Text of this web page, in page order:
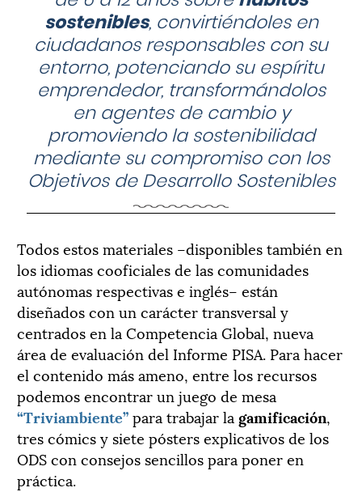
sostenibles, convirtiéndoles en
ciudadanos responsables con su
entorno, potenciando su espíritu
emprendedor, transformándolos
en agentes de cambio y
promoviendo la sostenibilidad
mediante su compromiso con los
Objetivos de Desarrollo Sostenibles
Todos estos materiales –disponibles también en
los idiomas cooficiales de las comunidades
autónomas respectivas e inglés– están
diseñados con un carácter transversal y
centrados en la Competencia Global, nueva
área de evaluación del Informe PISA. Para hacer
el contenido más ameno, entre los recursos
podemos encontrar un juego de mesa
“Triviambiente”para trabajar la gamificación,
tres cómics y siete pósters explicativos de los
ODS con consejos sencillos para poner en
práctica.